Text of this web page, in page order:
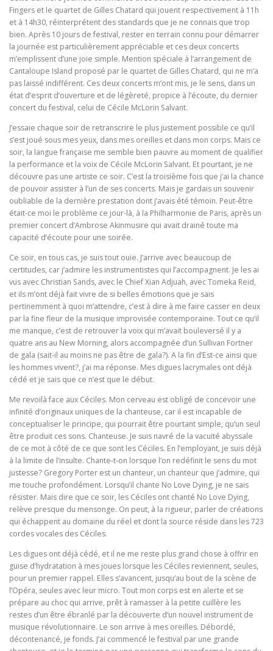
Fingers et le quartet de Gilles Chatard qui jouent respectivement à 11h
et à 14h30, réinterprétent des standards que je ne connais que trop
bien. Après 10 jours de festival, rester en terrain connu pour démarrer
la journée est particulièrement appréciable et ces deux concerts
m’emplissent d’une joie simple. Mention spéciale à l’arrangement de
Cantaloupe Island proposé par le quartet de Gilles Chatard, qui ne m’a
pas laissé indifférent. Ces deux concerts m’ont mis, je le sens, dans un
état d’esprit d’ouverture et de légèreté, propice à l’écoute, du dernier
concert du festival, celui de Cécile McLorin Salvant.
J’essaie chaque soir de retranscrire le plus justement possible ce qu’il
s’est joué sous mes yeux, dans mes oreilles et dans mon corps. Mais ce
soir, la langue française me semble bien pauvre au moment de qualifier
la performance et la voix de Cécile McLorin Salvant. Et pourtant, je ne
découvre pas une artiste ce soir. C’est la troisième fois que j’ai la chance
de pouvoir assister à l’un de ses concerts. Mais je gardais un souvenir
oubliable de la dernière prestation dont j’avais été témoin. Peut-être
était-ce moi le problème ce jour-là, à la Philharmonie de Paris, après un
premier concert d’Ambrose Akinmusire qui avait drainé toute ma
capacité d’écoute pour une soirée.
Ce soir, en tous cas, je suis tout ouïe. J’arrive avec beaucoup de
certitudes, car j’admire les instrumentistes qui l’accompagnent. Je les ai
vus avec Christian Sands, avec le Chief Xian Adjuah, avec Tomeka Reid,
et ils m’ont déjà fait vivre de si belles émotions que je sais
pertinemment à quoi m’attendre, c’est à dire à me faire casser en deux
par la fine fleur de la musique improvisée contemporaine. Tout ce qu’il
me manque, c’est de retrouver la voix qui m’avait bouleversé il y a
quatre ans au New Morning, alors accompagnée d’un Sullivan Fortner
de gala (sait-il au moins ne pas être de gala?). A la fin d’Est-ce ainsi que
les hommes vivent?, j’ai ma réponse. Mes digues lacrymales ont déjà
cédé et je sais que ce n’est que le début.
Me revoilà face aux Céciles. Mon cerveau est obligé de concevoir une
infinité d’originaux uniques de la chanteuse, car il est incapable de
conceptualiser le principe, qui pourrait être pourtant simple, qu’un seul
être produit ces sons. Chanteuse. Je suis navré de la vacuité abyssale
de ce mot à côté de ce que sont les Céciles. En l’employant, je suis déjà
à la limite de l’insulte. Chante-t-on lorsque l’on redéfinit le sens du mot
justesse? Gregory Porter est un chanteur, un chanteur que j’admire, qui
me touche profondément. Lorsqu’il chante No Love Dying, je ne sais
résister. Mais dire que ce soir, les Céciles ont chanté No Love Dying,
relève presque du mensonge. On peut, à la rigueur, parler de créations
qui échappent au domaine du réel et dont la source réside dans les 723
cordes vocales des Céciles.
Les digues ont déjà cédé, et il ne me reste plus grand chose à offrir en
guise d’hydratation à mes joues lorsque les Céciles reviennent, seules,
pour un premier rappel. Elles s’avancent, jusqu’au bout de la scène de
l’Opéra, seules avec leur micro. Tout mon corps est en alerte et se
prépare au choc qui arrive, prêt à ramasser à la petite cuillère les
restes d’un être ébranlé par la découverte d’un nouvel instrument de
musique révolutionnaire. Le son arrive à mes oreilles. Débordé,
décontenancé, je fonds. J’ai commencé le festival par une grande